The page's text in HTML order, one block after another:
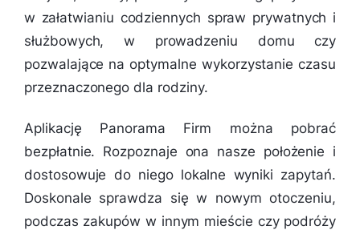
w załatwianiu codziennych spraw prywatnych i
służbowych, w prowadzeniu domu czy
pozwalające na optymalne wykorzystanie czasu
przeznaczonego dla rodziny.
Aplikację Panorama Firm można pobrać
bezpłatnie. Rozpoznaje ona nasze położenie i
dostosowuje do niego lokalne wyniki zapytań.
Doskonale sprawdza się w nowym otoczeniu,
podczas zakupów w innym mieście czy podróży